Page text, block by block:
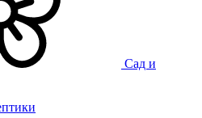
Сад и